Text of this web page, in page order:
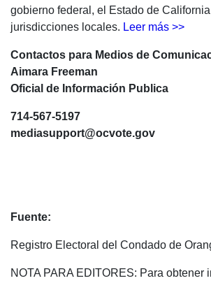
gobierno federal, el Estado de
jurisdicciones locales. Leer más >>
Contactos para Medios de
Aimara Freeman
Oficial de Información Publica
714-567-5197
mediasupport@ocvote.gov
Fuente:
Registro Electoral del Condado de
NOTA PARA EDITORES: Para obtener